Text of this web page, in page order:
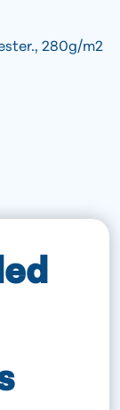
280g/m2